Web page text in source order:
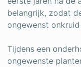
belangrijk, zodat
ongewenst
Tijdens een
ongewenste